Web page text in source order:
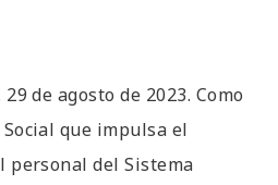
de agosto de 2023. Como
que impulsa el
personal del Sistema